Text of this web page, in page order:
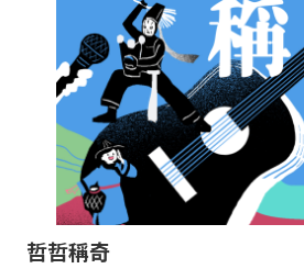
哲哲稱奇